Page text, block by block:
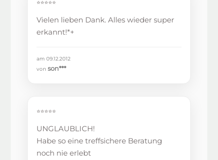
⭐⭐⭐⭐⭐
Vielen lieben Dank. Alles wieder super
erkannt!*+
am 09.12.2012
vonson***
⭐⭐⭐⭐⭐
UNGLAUBLICH!
Habe so eine treffsichere Beratung
noch nie erlebt